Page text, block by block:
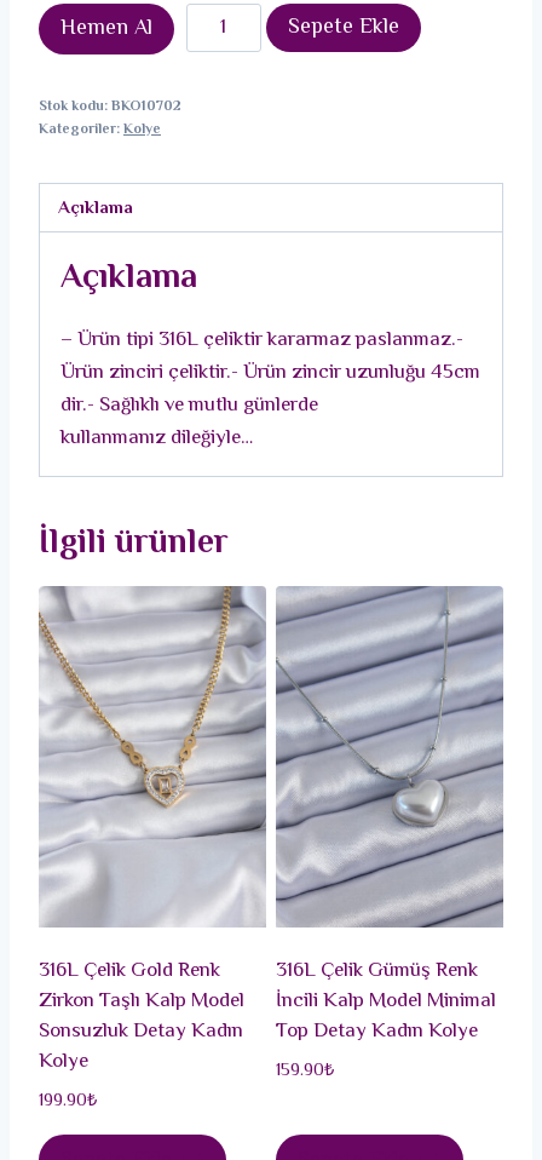
Hemen Al
316L
Çelik
Kardan
Yılbaşı
Kadın
Kolye
adet
Sepete Ekle
Stok kodu:BKO10702
Kategoriler:Kolye
Açıklama
Açıklama
– Ürün tipi 316L çeliktir kararmaz paslanmaz.-
Ürün zinciri çeliktir.- Ürün zincir uzunluğu 45cm
dir.- Sağlıklı ve mutlu günlerde
kullanmanız dileğiyle…
İlgili ürünler
316L Çelik Gold Renk
Zirkon Taşlı Kalp Model
Sonsuzluk Detay Kadın
Kolye
199.90₺
316L Çelik Gümüş Renk
İncili Kalp Model Minimal
Top Detay Kadın Kolye
159.90₺